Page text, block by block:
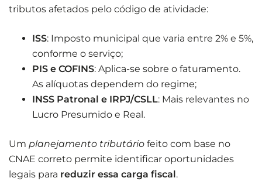
tributos afetados pelo código de atividade:
ISS: Imposto municipal que varia entre 2% e 5%,
conforme o serviço;
PIS e COFINS: Aplica-se sobre o faturamento.
As alíquotas dependem do regime;
INSS Patronal e IRPJ/CSLL: Mais relevantes no
Lucro Presumido e Real.
Um planejamento tributário feito com base no
CNAE correto permite identificar oportunidades
legais para reduzir essa carga fiscal.